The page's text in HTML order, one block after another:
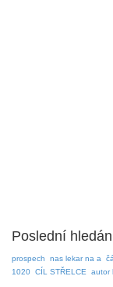
Poslední
prospech nas lekar na a
1020 CÍL STŘELCE autor